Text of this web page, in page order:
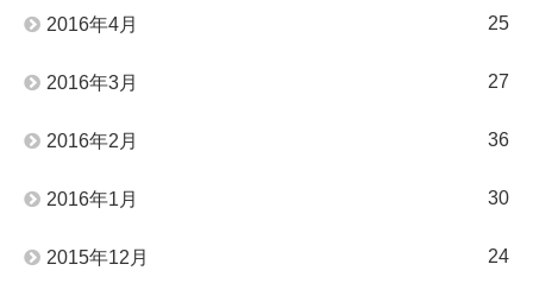
2016年4月 25
2016年3月 27
2016年2月 36
2016年1月 30
2015年12月 24